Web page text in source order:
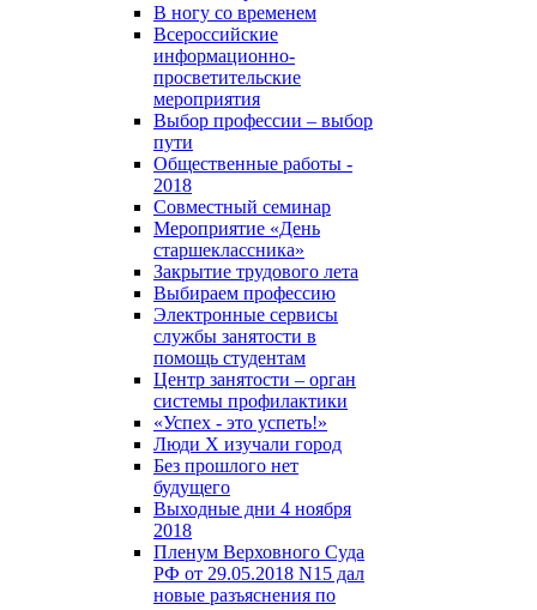
В ногу со временем
Всероссийские
информационно-
просветительские
мероприятия
Выбор профессии – выбор
пути
Общественные работы -
2018
Совместный семинар
Мероприятие «День
старшеклассника»
Закрытие трудового лета
Выбираем профессию
Электронные сервисы
службы занятости в
помощь студентам
Центр занятости – орган
системы профилактики
«Успех - это успеть!»
Люди X изучали город
Без прошлого нет
будущего
Выходные дни 4 ноября
2018
Пленум Верховного Суда
РФ от 29.05.2018 N15 дал
новые разъяснения по